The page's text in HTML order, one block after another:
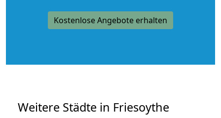
Kostenlose Angebote erhalten
Weitere Städte in Friesoythe